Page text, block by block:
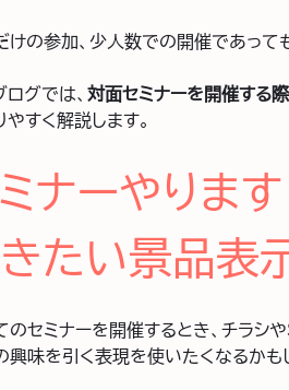
けの参加、少人数での開催であって
ログでは、 対面セミナーを開催する
やすく解説します。
ナーやりま
たい景品表
のセミナーを開催するとき、チラシ
興味を引く表現を使いたくなるかも